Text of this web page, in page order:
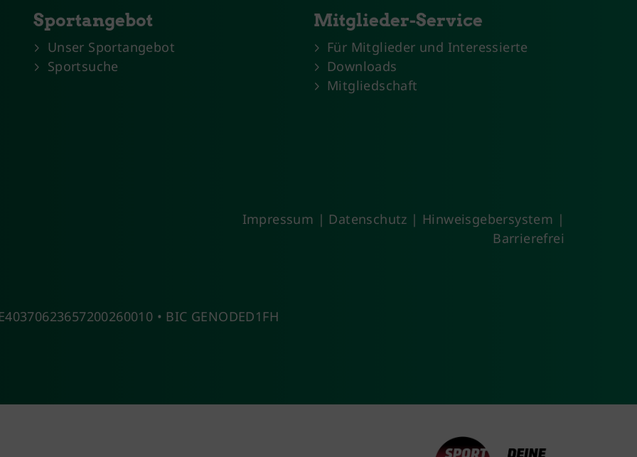
Sportangebot
Unser Sportangebot
Sportsuche
Mitglieder-Service
Für Mitglieder und Interessierte
Downloads
Mitgliedschaft
Impressum | Datenschutz | Hinweisgebersystem |
Barrierefrei
• BIC GENODED1FH